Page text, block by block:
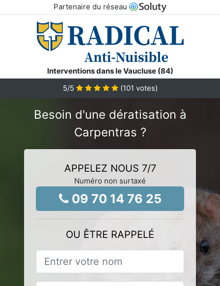
Partenaire du réseau
Interventions dans le Vaucluse (84)
5/5 (101 votes)
Besoin d'une dératisation à
Carpentras ?
APPELEZ NOUS 7/7
Numéro non surtaxé
09 70 14 76 25
OU ÊTRE RAPPELÉ